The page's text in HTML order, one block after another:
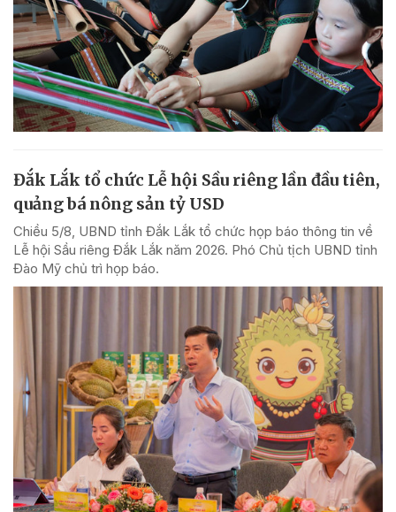
Đắk Lắk tổ chức Lễ hội Sầu riêng lần đầu tiên,
quảng bá nông sản tỷ USD
Chiều 5/8, UBND tỉnh Đắk Lắk tổ chức họp báo thông tin về
Lễ hội Sầu riêng Đắk Lắk năm 2026. Phó Chủ tịch UBND tỉnh
Đào Mỹ chủ trì họp báo.